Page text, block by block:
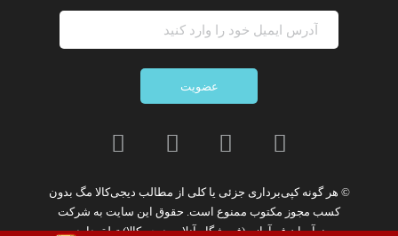
عضویت
© هر گونهکپی‌برداری جزئی یا کلی از مطالب دیجی‌کالا مگ بدون
کسب مجوز مکتوب ممنوع است. حقوق این سایت به شرکت
نوآوران فن‌آوازه (فروشگاه آنلاین دیجی‌کالا)تعلق دارد.